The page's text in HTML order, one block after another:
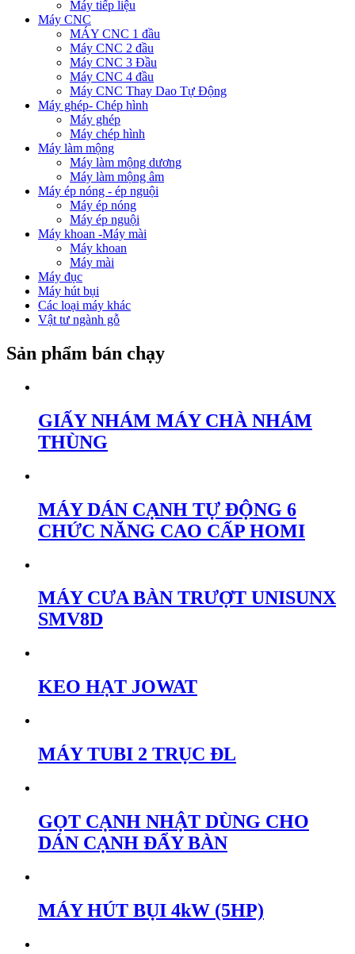
Máy tiếp liệu
Máy CNC
MÁY CNC 1 đầu
Máy CNC 2 đầu
Máy CNC 3 Đầu
Máy CNC 4 đầu
Máy CNC Thay Dao Tự Động
Máy ghép- Chép hình
Máy ghép
Máy chép hình
Máy làm mộng
Máy làm mộng dương
Máy làm mộng âm
Máy ép nóng - ép nguội
Máy ép nóng
Máy ép nguội
Máy khoan -Máy mài
Máy khoan
Máy mài
Máy đục
Máy hút bụi
Các loại máy khác
Vật tư ngành gỗ
Sản phẩm bán chạy
GIẤY NHÁM MÁY CHÀ NHÁM
THÙNG
MÁY DÁN CẠNH TỰ ĐỘNG 6
CHỨC NĂNG CAO CẤP HOMI
MÁY CƯA BÀN TRƯỢT UNISUNX
SMV8D
KEO HẠT JOWAT
MÁY TUBI 2 TRỤC ĐL
GỌT CẠNH NHẬT DÙNG CHO
DÁN CẠNH ĐẨY BÀN
MÁY HÚT BỤI 4kW (5HP)